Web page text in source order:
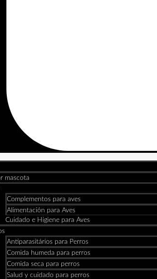
mascota
Complementos para aves
Alimentación para Aves
Cuidado e Higiene para Aves
Antiparasitários para Perros
Comida humeda para perros
Comida seca para perros
Salud y cuidado para perros